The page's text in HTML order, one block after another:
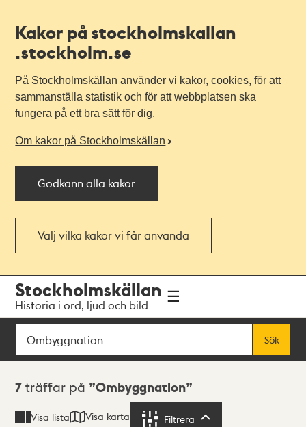
Kakor på stockholmskallan
.stockholm.se
På Stockholmskällan använder vi kakor, cookies, för att
sammanställa statistik och för att webbplatsen ska
fungera på ett bra sätt för dig.
Om kakor på Stockholmskällan
Godkänn alla kakor
Välj vilka kakor vi får använda
navigationen
huvudinnehållet
Stockholmskällan
Historia i ord, ljud och bild
Sök
Sök
Sökresultat
7 träffar på Ombyggnation
Visa lista Visa karta Filtrera